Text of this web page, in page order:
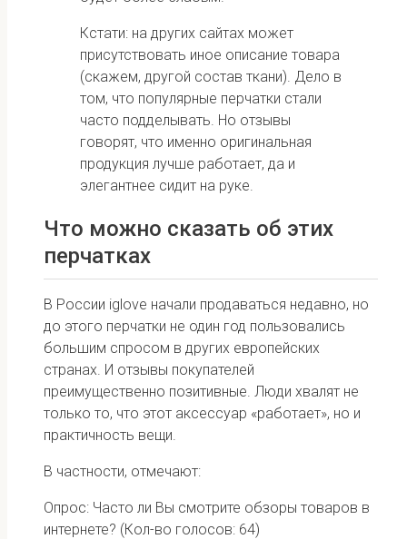
Кстати: на других сайтах может
присутствовать иное описание товара
(скажем, другой состав ткани). Дело в
том, что популярные перчатки стали
часто подделывать. Но отзывы
говорят, что именно оригинальная
продукция лучше работает, да и
элегантнее сидит на руке.
Что можно сказать об этих
перчатках
В России iglove начали продаваться недавно, но
до этого перчатки не один год пользовались
большим спросом в других европейских
странах. И отзывы покупателей
преимущественно позитивные. Люди хвалят не
только то, что этот аксессуар «работает», но и
практичность вещи.
В частности, отмечают:
Опрос: Часто ли Вы смотрите обзоры товаров в
интернете? (Кол-во голосов: 64)